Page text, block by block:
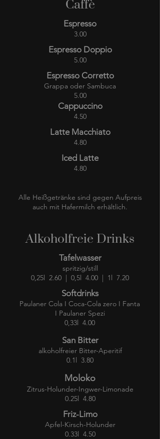
Caffè
Espresso
3.00
Espresso Doppio
5.00
Espresso Corretto
Grappa oder Sambuca
5.00
Cappuccino
4.50
Latte Macchiato
4.80
Iced Latte
4.80
Alle Heißgetränke sind gegen Aufpreis
auch mit Hafermilch erhältlich.
Alkoholfreie Drinks
Tafelwasser
spritzig/still
0,25l 2.60 | 0,5l 4.00 | 1l 7.20
Softdrinks
Paulaner Cola I Coca-Cola zero I Fanta
I Paulaner Spezi
0,33l 4.00
San Bitter
alkoholfreier Bitter-Aperitif
0.1l 3.80
Moloko
Zitrus-Holunder-Ingwer-Limonade
0.25l 4.80
Friz-Limo
Apfel-Kirsch-Holunder
0.33l 4.50